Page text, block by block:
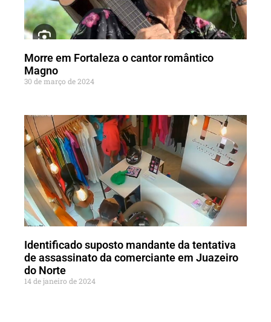
Morre em Fortaleza o cantor romântico
Magno
30 de março de 2024
Identificado suposto mandante da tentativa
de assassinato da comerciante em Juazeiro
do Norte
14 de janeiro de 2024